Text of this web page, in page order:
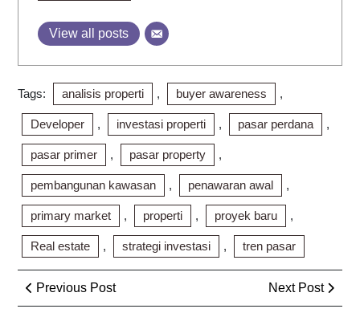
View all posts
Tags: analisis properti , buyer awareness ,
Developer , investasi properti , pasar perdana ,
pasar primer , pasar property ,
pembangunan kawasan , penawaran awal ,
primary market , properti , proyek baru ,
Real estate , strategi investasi , tren pasar
Post
navigation
Previous PostPrevious
Post
Next Post
Next
Post